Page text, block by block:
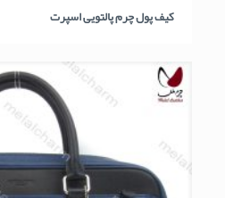
کیف پول چرم پالتویی اسپرت